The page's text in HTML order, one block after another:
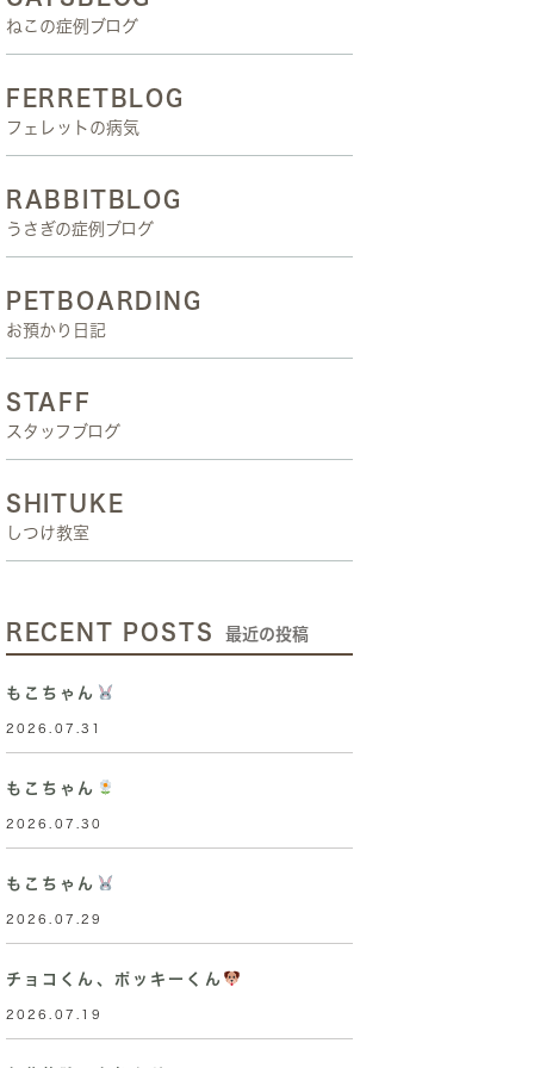
ねこの症例ブログ
FERRETBLOG
フェレットの病気
RABBITBLOG
うさぎの症例ブログ
PETBOARDING
お預かり日記
STAFF
スタッフブログ
SHITUKE
しつけ教室
RECENT POSTS 最近の投稿
もこちゃん
2026.07.31
もこちゃん
2026.07.30
もこちゃん
2026.07.29
チョコくん、ポッキーくん
2026.07.19